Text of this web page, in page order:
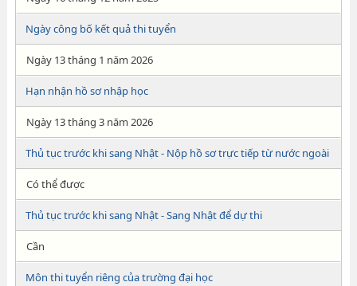
Ngày công bố kết quả thi tuyển
Ngày 13 tháng 1 năm 2026
Hạn nhận hồ sơ nhập học
Ngày 13 tháng 3 năm 2026
Thủ tục trước khi sang Nhật - Nộp hồ sơ trực tiếp từ nước ngoài
Có thể được
Thủ tục trước khi sang Nhật - Sang Nhật để dự thi
Cần
Môn thi tuyển riêng của trường đại học